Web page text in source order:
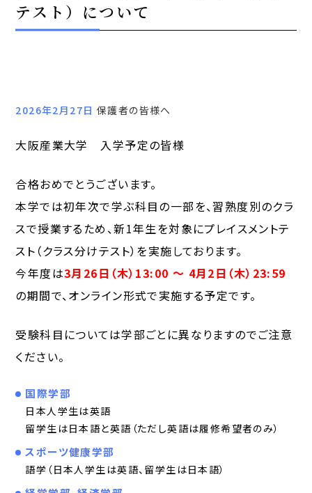
テスト）について
2026年2月27日 保護者の皆様へ
大阪産業大学 入学予定の皆様
合格おめでとうございます。
本学では初年次で学ぶ科目の一部を、習熟度別のクラ
スで授業するため、新1年生を対象にプレイスメントテ
スト（クラス分けテスト）を実施しております。
今年度は3月26日（木）13:00 ～ 4月2日（木）23:59
の期間で、オンライン形式で実施する予定です。
受験科目については学部ごとに異なりますのでご注意
ください。
国際学部
日本人学生は英語
留学生は日本語と英語（ただし英語は履修希望者のみ）
スポーツ健康学部
語学（日本人学生は英語、留学生は日本語）